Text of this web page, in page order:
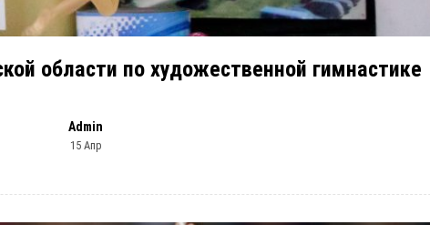
области по художественной гимнастике
Admin
15 Апр